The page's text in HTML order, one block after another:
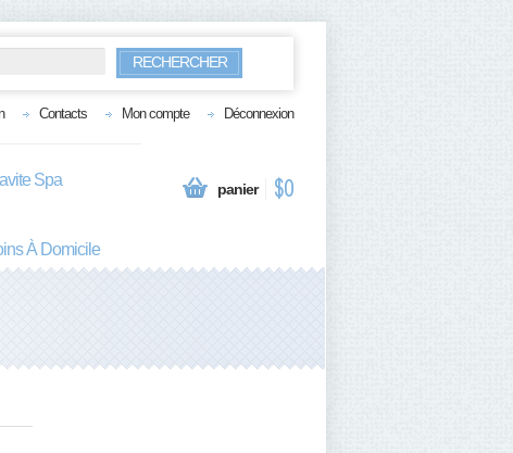
Contacts Mon compte Déconnexion
RECHERCHER
Spa
À Domicile
panier $0